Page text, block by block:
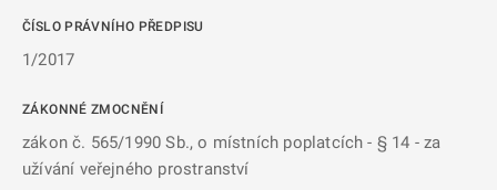
ČÍSLO PRÁVNÍHO PŘEDPISU
1/2017
ZÁKONNÉ ZMOCNĚNÍ
zákon č. 565/1990 Sb., o místních poplatcích - § 14 - za
užívání veřejného prostranství